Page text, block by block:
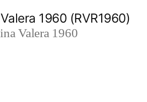
1960 (RVR1960)
Valera 1960